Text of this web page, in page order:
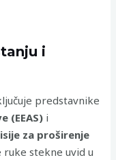
i
predstavnike
(EEAS) i
za proširenje
ruke stekne uvid u